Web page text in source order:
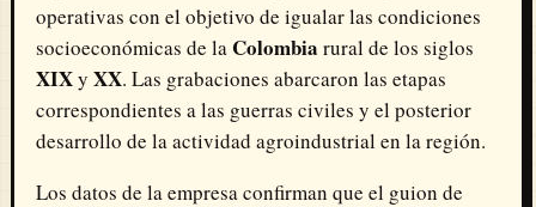
operativas con el objetivo de igualar las condiciones
socioeconómicas de la Colombia rural de los siglos
XIXy XX. Las grabaciones abarcaron las etapas
correspondientes a las guerras civiles y el posterior
desarrollo de la actividad agroindustrial en la región.
Los datos de la empresa confirman que el guion de